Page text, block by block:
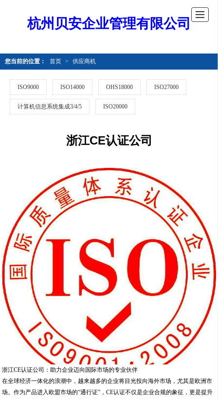
杭州贝安企业管理有限公司
您当前的位置： 首页 > 供应商机
ISO9000 ISO14000 OHS18000 ISO27000
计算机信息系统集成3/4/5 ISO20000
浙江CE认证公司
浙江CE认证公司：助力企业迈向国际市场的专业伙伴
在全球经济一体化的浪潮中，越来越多的企业将目光投向海外市场，尤其是欧洲市
场。作为产品进入欧盟市场的“通行证”，CE认证不仅是企业合规的象征，更是提升